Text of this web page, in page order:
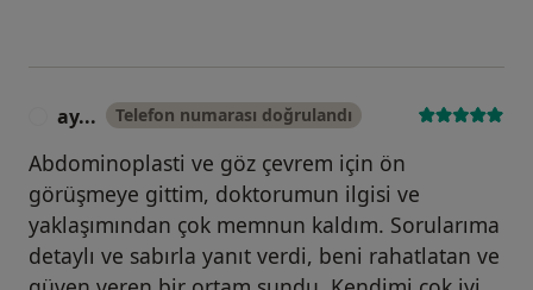
ay... Telefon numarası doğrulandı
Abdominoplasti ve göz çevrem için ön
görüşmeye gittim, doktorumun ilgisi ve
yaklaşımından çok memnun kaldım. Sorularıma
detaylı ve sabırla yanıt verdi, beni rahatlatan ve